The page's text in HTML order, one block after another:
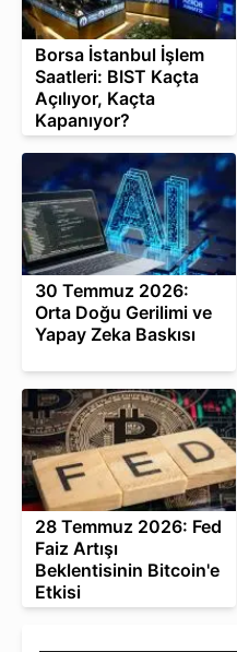
Borsa İstanbul İşlem
Saatleri: BIST Kaçta
Açılıyor, Kaçta
Kapanıyor?
30 Temmuz 2026:
Orta Doğu Gerilimi ve
Yapay Zeka Baskısı
28 Temmuz 2026: Fed
Faiz Artışı
Beklentisinin Bitcoin'e
Etkisi